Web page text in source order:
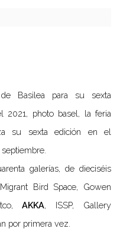
image in a popup:
Basilea para su sexta
2021, photo basel, la feria
su sexta edición en el
galerías, de dieciséis
Migrant Bird Space, Gowen
, AKKA, ISSP, Gallery
por primera vez.